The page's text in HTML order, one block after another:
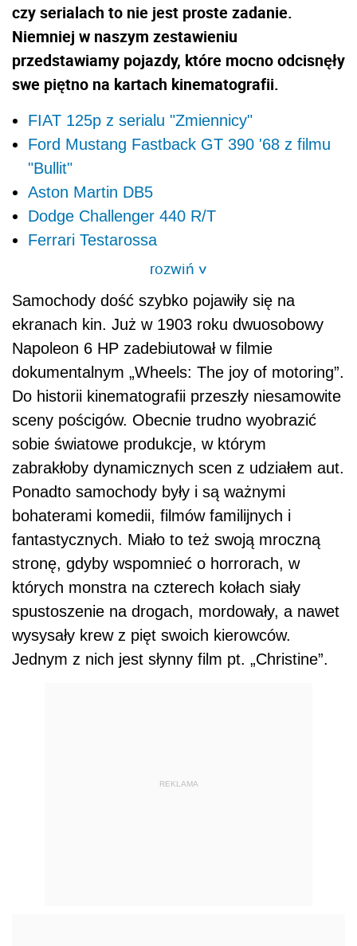
czy serialach to nie jest proste zadanie.
Niemniej w naszym zestawieniu
przedstawiamy pojazdy, które mocno odcisnęły
swe piętno na kartach kinematografii.
FIAT 125p z serialu "Zmiennicy"
Ford Mustang Fastback GT 390 '68 z filmu
"Bullit"
Aston Martin DB5
Dodge Challenger 440 R/T
Ferrari Testarossa
rozwiń>
Samochody dość szybko pojawiły się na
ekranach kin. Już w 1903 roku dwuosobowy
Napoleon 6 HP zadebiutował w filmie
dokumentalnym „Wheels: The joy of motoring”.
Do historii kinematografii przeszły niesamowite
sceny pościgów. Obecnie trudno wyobrazić
sobie światowe produkcje, w którym
zabrakłoby dynamicznych scen z udziałem aut.
Ponadto samochody były i są ważnymi
bohaterami komedii, filmów familijnych i
fantastycznych. Miało to też swoją mroczną
stronę, gdyby wspomnieć o horrorach, w
których monstra na czterech kołach siały
spustoszenie na drogach, mordowały, a nawet
wysysały krew z pięt swoich kierowców.
Jednym z nich jest słynny film pt. „Christine”.
REKLAMA